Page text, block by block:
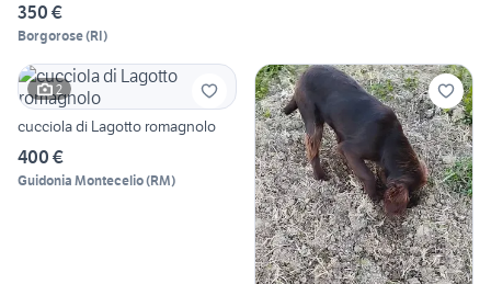
350 €
Borgorose(RI)
2
cucciola di Lagotto romagnolo
400 €
Guidonia Montecelio(RM)